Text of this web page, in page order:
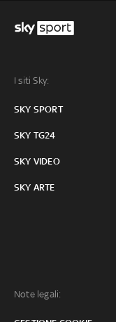
I siti Sky:
SKY SPORT
SKY TG24
SKY VIDEO
SKY ARTE
Note legali: